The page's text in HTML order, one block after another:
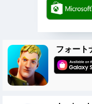
フォート